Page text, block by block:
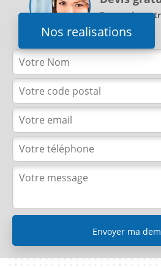
Nos realisations
Demandez